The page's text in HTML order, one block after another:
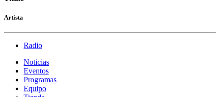
Artista
Radio
Noticias
Eventos
Programas
Equipo